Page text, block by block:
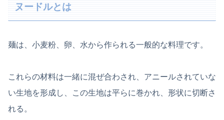
ヌードルとは
麺は、小麦粉、卵、水から作られる一般的な料理です。
これらの材料は一緒に混ぜ合わされ、アニールされていな
い生地を形成し、この生地は平らに巻かれ、形状に切断さ
れる。